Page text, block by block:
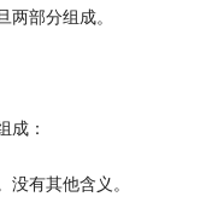
部分组成。
成：
有其他含义。